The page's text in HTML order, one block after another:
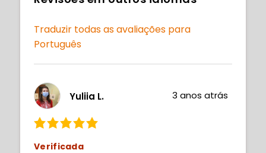
Traduzir todas as avaliações para
Português
Yuliia L. 3 anos atrás
Verificada